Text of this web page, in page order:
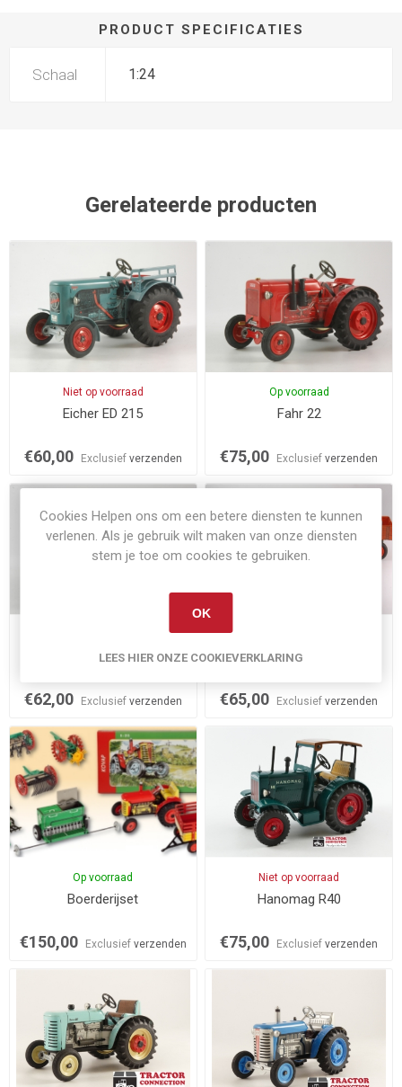
PRODUCT SPECIFICATIES
Schaal 1:24
Gerelateerde producten
Niet op voorraad
Eicher ED 215
€60,00 Exclusief verzenden
Op voorraad
Fahr 22
€75,00 Exclusiefverzenden
Zetor 50 Super
€62,00 Exclusief verzenden
Kubota T15
€65,00 Exclusiefverzenden
Op voorraad
Boerderijset
€150,00 Exclusief verzenden
Niet op voorraad
Hanomag R40
€75,00 Exclusiefverzenden
Cookies Helpen ons om een betere diensten te kunnen
verlenen. Als je gebruik wilt maken van onze diensten
stem je toe om cookies te gebruiken.
OK
LEES HIER ONZE COOKIEVERKLARING